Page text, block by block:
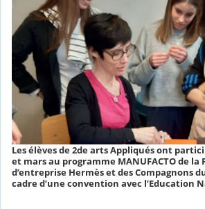
Les élèves de 2de arts Appliqués ont
et mars au programme MANUFACTO de la
d’entreprise Hermès et des Compagnons
cadre d’une convention avec l’Education